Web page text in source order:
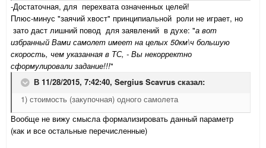
-Достаточная, для перехвата означенных целей!
Плюс-минус "заячий хвост" принципиальной роли не играет, но
зато даст лишний повод для заявлений в духе: "а вот
избранный Вами самолет имеет на целых 50км\ч большую
скорость, чем указанная в ТС, - Вы некорректно
сформулировали задание!!!"
В 11/28/2015, 7:42:40, Sergius Scavrus сказал:
1) стоимость (закупочная) одного самолета
Вообще не вижу смысла формализировать данный параметр
(как и все остальные перечисленные)